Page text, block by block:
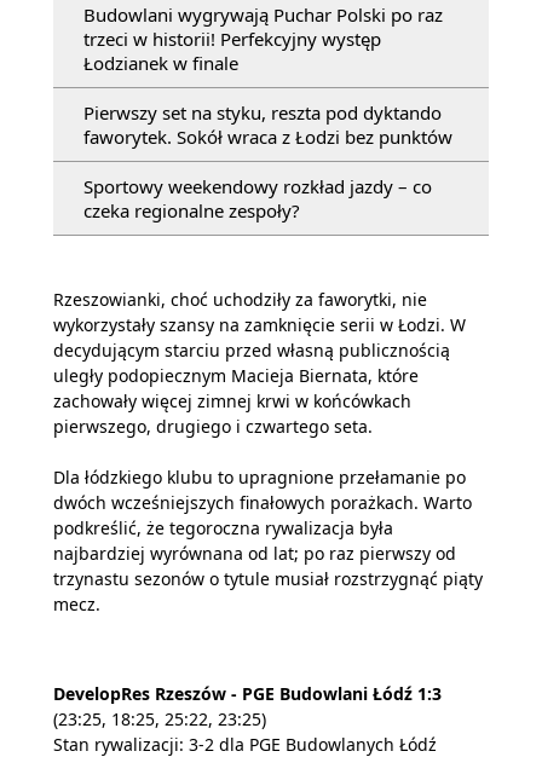
Budowlani wygrywają Puchar Polski po raz
trzeci w historii! Perfekcyjny występ
Łodzianek w finale
Pierwszy set na styku, reszta pod dyktando
faworytek. Sokół wraca z Łodzi bez punktów
Sportowy weekendowy rozkład jazdy – co
czeka regionalne zespoły?
Rzeszowianki, choć uchodziły za faworytki, nie
wykorzystały szansy na zamknięcie serii w Łodzi. W
decydującym starciu przed własną publicznością
uległy podopiecznym Macieja Biernata, które
zachowały więcej zimnej krwi w końcówkach
pierwszego, drugiego i czwartego seta.
Dla łódzkiego klubu to upragnione przełamanie po
dwóch wcześniejszych finałowych porażkach. Warto
podkreślić, że tegoroczna rywalizacja była
najbardziej wyrównana od lat; po raz pierwszy od
trzynastu sezonów o tytule musiał rozstrzygnąć piąty
mecz.
DevelopRes Rzeszów - PGE Budowlani Łódź 1:3
(23:25, 18:25, 25:22, 23:25)
Stan rywalizacji: 3-2 dla PGE Budowlanych Łódź